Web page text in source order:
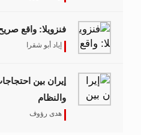
فنزويلا: واقع
إياد أبو شقرا
إيران بين
والنظام
هدى رؤوف